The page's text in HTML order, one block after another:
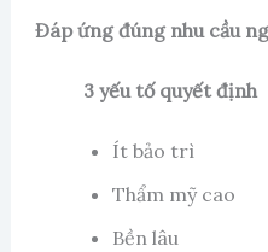
Đáp ứng đúng nhu cầu
3 yếu tố quyết định
Ít bảo trì
Thẩm mỹ cao
Bền lâu